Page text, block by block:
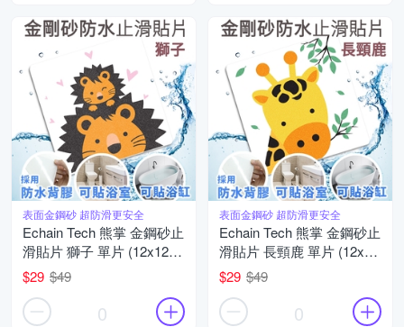
表面金鋼砂 超防滑更安全
Echain Tech 熊掌 金鋼砂止
滑貼片 獅子 單片 (12x12公
分/共16款可任選) 防滑貼
片/浴室貼/磁磚貼/防水止滑
貼
$29 $49
0
表面金鋼砂 超防滑更安全
Echain Tech 熊掌 金鋼砂止
滑貼片 長頸鹿 單片 (12x12
公分/共16款可任選) 防滑貼
片/浴室貼/磁磚貼/防水止滑
貼
$29 $49
0